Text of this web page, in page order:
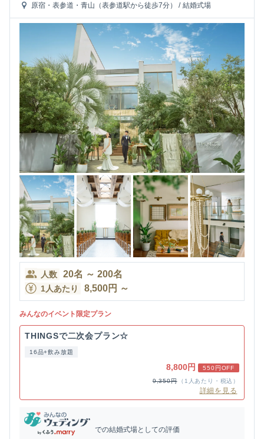
原宿・表参道・青山（表参道駅から徒歩7分） / 結婚式場
人数 20名 ～ 200名
1人あたり 8,500円 ～
みんなのイベント限定プラン
THINGSで二次会プラン☆
16品+飲み放題
8,800円
550円OFF
9,350円
（1人あたり・税込）
詳細を見る
での結婚式場としての評価